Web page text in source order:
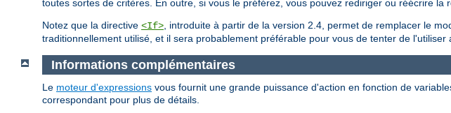
toutes sortes de critères. En outre, si vous le préférez, vous pouvez rediriger ou réécrire la
Notez que la directive <If> , introduite à partir de la version 2.4, permet de remplacer le
traditionnellement utilisé, et il sera probablement préférable pour vous de tenter de l'utiliser
Informations complémentaires
Le moteur d'expressions vous fournit une grande puissance d'action en fonction de
correspondant pour plus de détails.